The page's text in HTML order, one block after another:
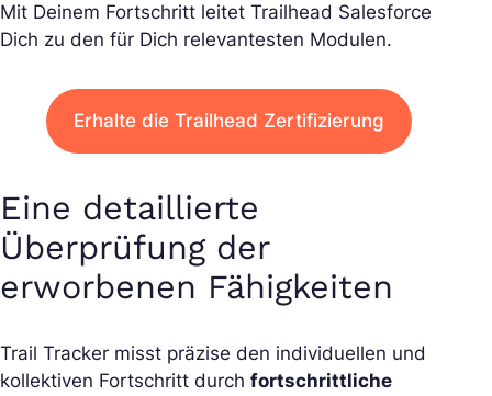
Mit Deinem Fortschritt leitet Trailhead Salesforce
Dich zu den für Dich relevantesten Modulen.
Erhalte die Trailhead Zertifizierung
Eine detaillierte
Überprüfung der
erworbenen Fähigkeiten
Trail Tracker misst präzise den individuellen und
kollektiven Fortschritt durch fortschrittliche